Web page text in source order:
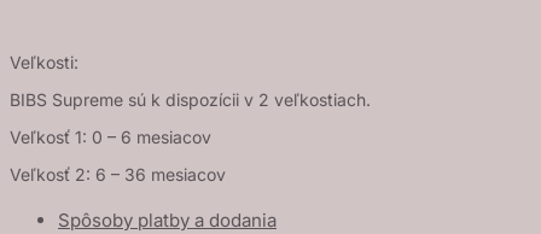
Veľkosti:
BIBS Supreme sú k dispozícii v 2 veľkostiach.
Veľkosť 1: 0 – 6 mesiacov
Veľkosť 2: 6 – 36 mesiacov
Spôsoby platby a dodania